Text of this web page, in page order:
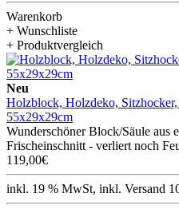
Warenkorb
+ Wunschliste
+ Produktvergleich
Neu
Holzblock, Holzdeko,
55x29x29cm
Wunderschöner Block/Säule aus
Frischeinschnitt - verliert noch
119,00€
inkl. 19 % MwSt, inkl. Versand